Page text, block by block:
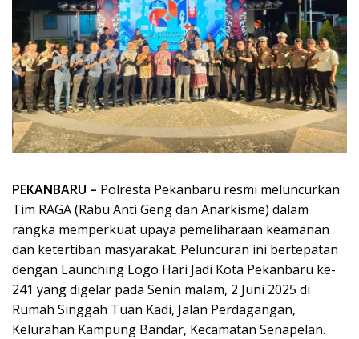
PEKANBARU – Polresta Pekanbaru resmi meluncurkan
Tim RAGA (Rabu Anti Geng dan Anarkisme) dalam
rangka memperkuat upaya pemeliharaan keamanan
dan ketertiban masyarakat. Peluncuran ini bertepatan
dengan Launching Logo Hari Jadi Kota Pekanbaru ke-
241 yang digelar pada Senin malam, 2 Juni 2025 di
Rumah Singgah Tuan Kadi, Jalan Perdagangan,
Kelurahan Kampung Bandar, Kecamatan Senapelan.